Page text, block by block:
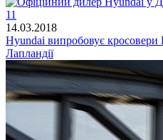
14.03.2018
Hyundai випробовує
Лапландії